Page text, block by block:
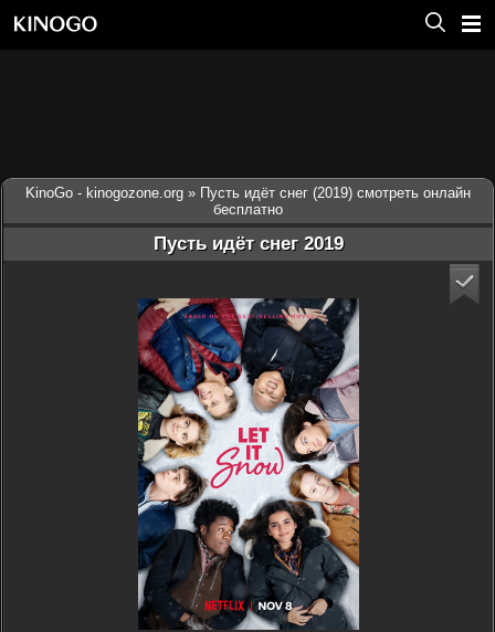
KinoGo - kinogozone.org » Пусть идёт снег (2019) смотреть онлайн
бесплатно
Пусть идёт снег 2019